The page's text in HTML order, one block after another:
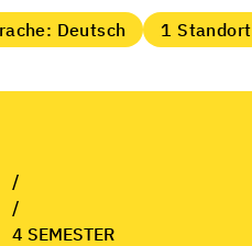
Deutsch 1 Standort
/
/
4 SEMESTER